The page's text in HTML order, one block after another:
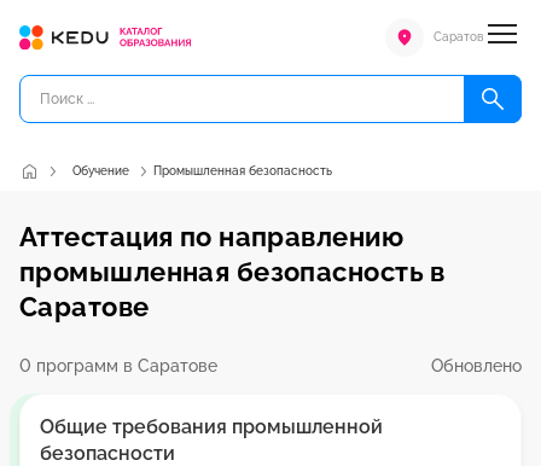
Саратов
Обучение Промышленная безопасность
Аттестация по направлению
промышленная безопасность в
Саратове
0 программ в Саратове Обновлено
Общие требования промышленной
безопасности